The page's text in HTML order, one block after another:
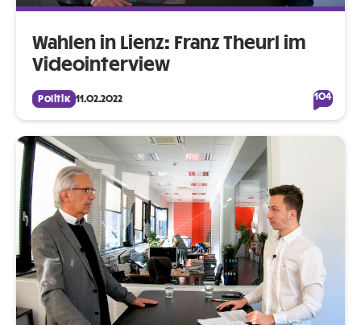
Wahlen in Lienz: Franz Theurl im
Videointerview
Politik 11.02.2022 104